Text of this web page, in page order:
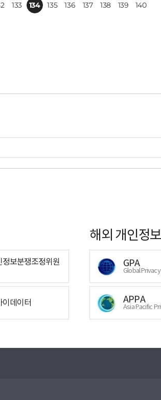
133 134 135 136 137 138 139 140
정보분쟁조정위원
이데이터
해외 개인정
GPA
Global
APPA
Asia Pacific